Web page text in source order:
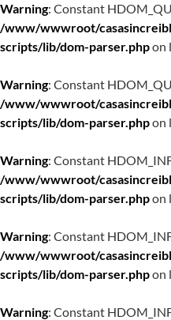
Warning: Constant
/www/wwwroot/
scripts/lib/dom-parser.phpon
Warning: Constant
/www/wwwroot/
scripts/lib/dom-parser.phpon
Warning: Constant
/www/wwwroot/
scripts/lib/dom-parser.phpon
Warning: Constant
/www/wwwroot/
scripts/lib/dom-parser.phpon
Warning: Constant